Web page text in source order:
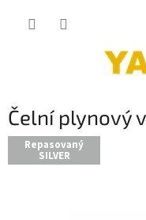
Čelní plynový
Repasovaný
SILVER